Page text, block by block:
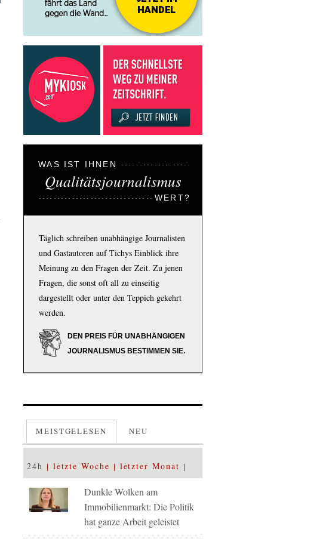
WAS IST IHNEN
Qualitätsjournalismus
WERT?
Täglich schreiben unabhängige Journalisten
und Gastautoren auf Tichys Einblick ihre
Meinung zu den Fragen der Zeit. Zu jenen
Fragen, die sonst oft all zu einseitig
dargestellt oder unter den Teppich gekehrt
werden.
DEN PREIS FÜR UNABHÄNGIGEN
JOURNALISMUS BESTIMMEN SIE.
MEISTGELESEN NEU
24h letzte Woche letzter Monat
Dunkle Wolken am
Immobilienmarkt: Die Politik
hat ganze Arbeit geleistet